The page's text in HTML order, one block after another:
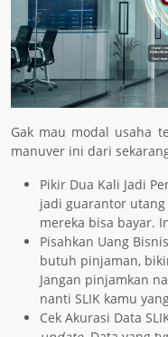
Gak mau modal usaha
manuver ini dari
Pikir Dua Kali Jadi
jadi guarantor utang
mereka bisa bayar.
Pisahkan Uang
butuh pinjaman,
Jangan pinjamkan
nanti SLIK kamu
Cek Akurasi Data